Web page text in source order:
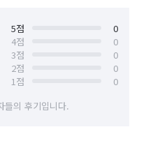
5점
0
4점
0
3점
0
2점
0
1점
0
들의 후기입니다.